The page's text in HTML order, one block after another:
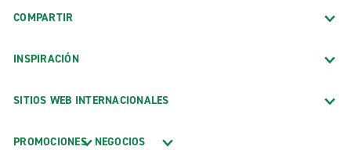
COMPARTIR
INSPIRACIÓN
SITIOS WEB INTERNACIONALES
PROMOCIONES NEGOCIOS